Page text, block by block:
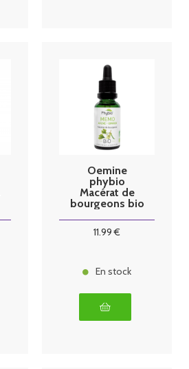
Oemine
phybio
Macérat de
bourgeons bio
11.99 €
En stock